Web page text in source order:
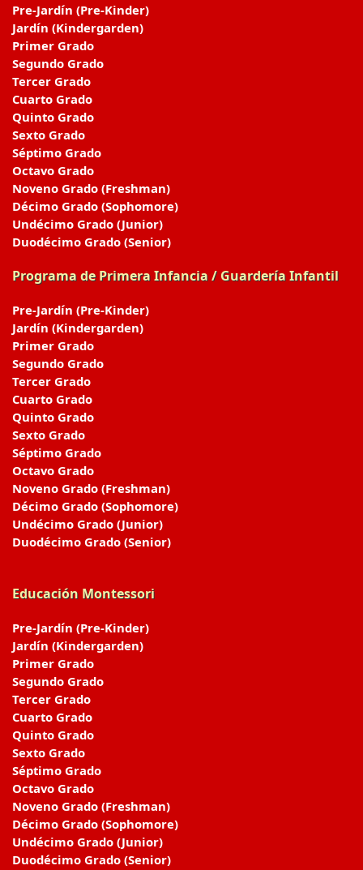
Pre-Jardín (Pre-Kinder)
Jardín (Kindergarden)
Primer Grado
Segundo Grado
Tercer Grado
Cuarto Grado
Quinto Grado
Sexto Grado
Séptimo Grado
Octavo Grado
Noveno Grado (Freshman)
Décimo Grado (Sophomore)
Undécimo Grado (Junior)
Duodécimo Grado (Senior)
Programa de Primera Infancia / Guardería Infantil
Pre-Jardín (Pre-Kinder)
Jardín (Kindergarden)
Primer Grado
Segundo Grado
Tercer Grado
Cuarto Grado
Quinto Grado
Sexto Grado
Séptimo Grado
Octavo Grado
Noveno Grado (Freshman)
Décimo Grado (Sophomore)
Undécimo Grado (Junior)
Duodécimo Grado (Senior)
Educación Montessori
Pre-Jardín (Pre-Kinder)
Jardín (Kindergarden)
Primer Grado
Segundo Grado
Tercer Grado
Cuarto Grado
Quinto Grado
Sexto Grado
Séptimo Grado
Octavo Grado
Noveno Grado (Freshman)
Décimo Grado (Sophomore)
Undécimo Grado (Junior)
Duodécimo Grado (Senior)